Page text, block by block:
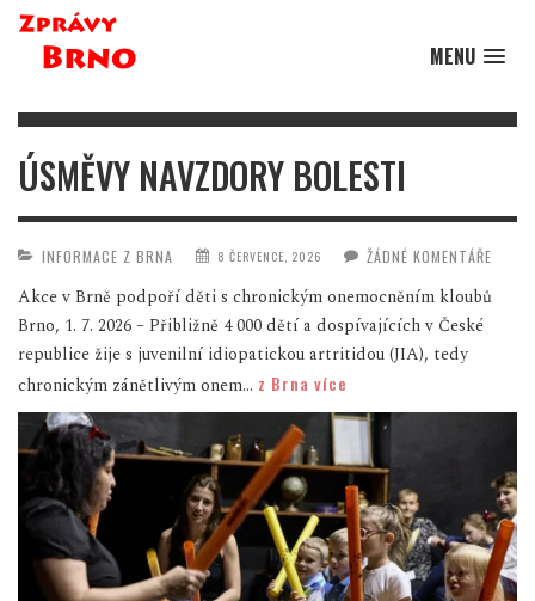
MENU
ÚSMĚVY NAVZDORY BOLESTI
INFORMACE Z BRNA 8 ČERVENCE, 2026 ŽÁDNÉ KOMENTÁŘE
Akce v Brně podpoří děti s chronickým onemocněním kloubů
Brno, 1. 7. 2026 – Přibližně 4 000 dětí a dospívajících v České
republice žije s juvenilní idiopatickou artritidou (JIA), tedy
chronickým zánětlivým onem... z Brna více